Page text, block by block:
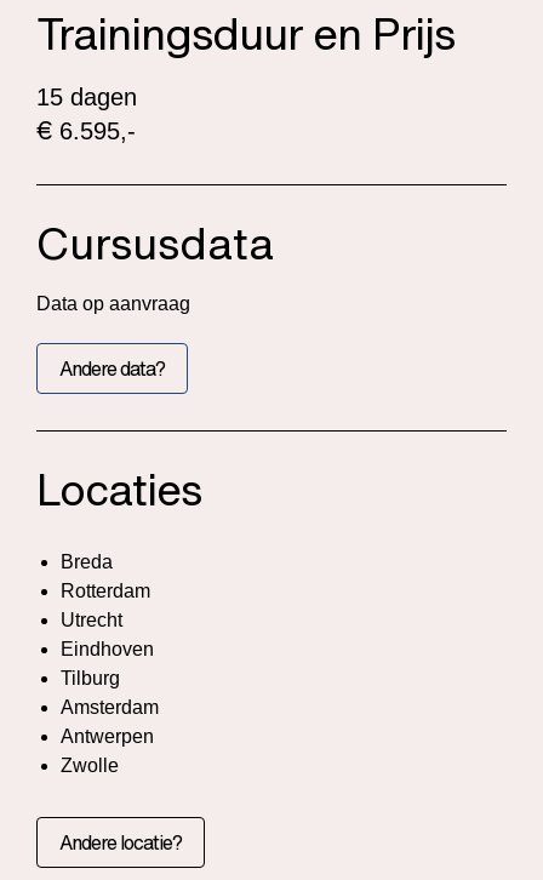
Trainingsduur en Prijs
15 dagen
€ 6.595,-
Cursusdata
Data op aanvraag
Andere data?
Locaties
Breda
Rotterdam
Utrecht
Eindhoven
Tilburg
Amsterdam
Antwerpen
Zwolle
Andere locatie?